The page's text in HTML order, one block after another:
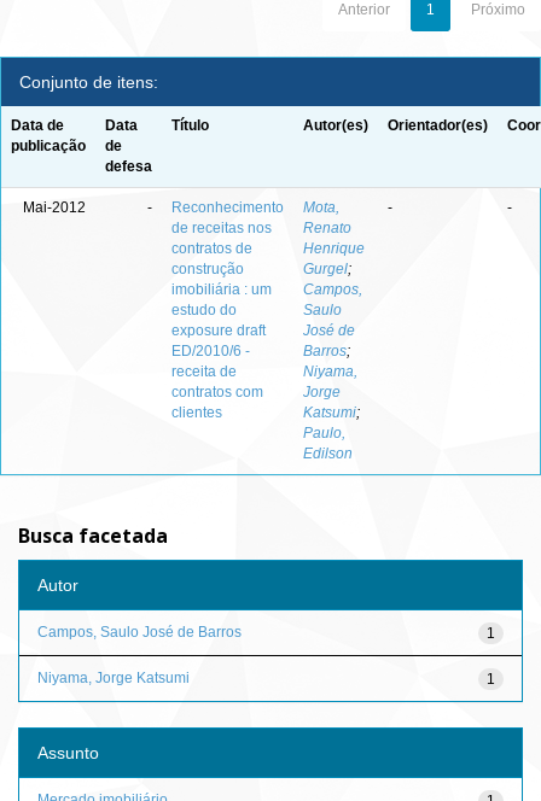
Anterior 1 Próximo
Conjunto de itens:
Data de
publicação
Data
de
defesa
Título Autor(es) Orientador(es)
Mai-2012 -
Reconhecimento
de receitas nos
contratos de
construção
imobiliária : um
estudo do
exposure draft
ED/2010/6 -
receita de
contratos com
clientes
Mota,
Renato
Henrique
Gurgel;
Campos,
Saulo
José de
Barros;
Niyama,
Jorge
Katsumi;
Paulo,
Edilson
- -
Busca facetada
Autor
1
Campos, Saulo José de Barros
1
Niyama, Jorge Katsumi
Assunto